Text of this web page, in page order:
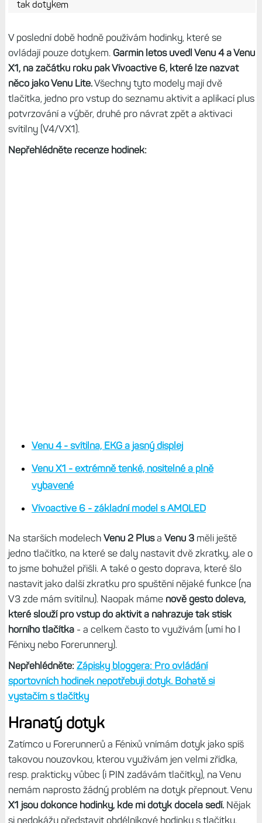
tak dotykem
V poslední době hodně používám hodinky, které se
ovládají pouze dotykem. Garmin letos uvedl Venu 4 a Venu
X1, na začátku roku pak Vívoactive 6, které lze nazvat
něco jako Venu Lite.Všechny tyto modely mají dvě
tlačítka, jedno pro vstup do seznamu aktivit a aplikací plus
potvrzování a výběr, druhé pro návrat zpět a aktivaci
svítilny (V4/VX1).
Nepřehlédněte recenze hodinek:
Venu 4 - svítilna, EKG a jasný displej
Venu X1 - extrémně tenké, nositelné a plně
vybavené
Vívoactive 6 - základní model s AMOLED
Na starších modelech Venu 2 Plusa Venu 3měli ještě
jedno tlačítko, na které se daly nastavit dvě zkratky, ale o
to jsme bohužel přišli. A také o gesto doprava, které šlo
nastavit jako další zkratku pro spuštění nějaké funkce (na
V3 zde mám svítilnu). Naopak máme nově gesto doleva,
které slouží pro vstup do aktivit a nahrazuje tak stisk
horního tlačítka- a celkem často to využívám (umí ho I
Fénixy nebo Forerunnery).
Nepřehlédněte: Zápisky bloggera: Pro ovládání
sportovních hodinek nepotřebuji dotyk. Bohatě si
vystačím s tlačítky
Hranatý dotyk
Zatímco u Forerunnerů a Fénixů vnímám dotyk jako spíš
takovou nouzovkou, kterou využívám jen velmi zřídka,
resp. prakticky vůbec (i PIN zadávám tlačítky), na Venu
nemám naprosto žádný problém na dotyk přepnout. Venu
X1 jsou dokonce hodinky, kde mi dotyk docela sedí.Nějak
si nedokážu představit obdélníkové hodinky s tlačítky.